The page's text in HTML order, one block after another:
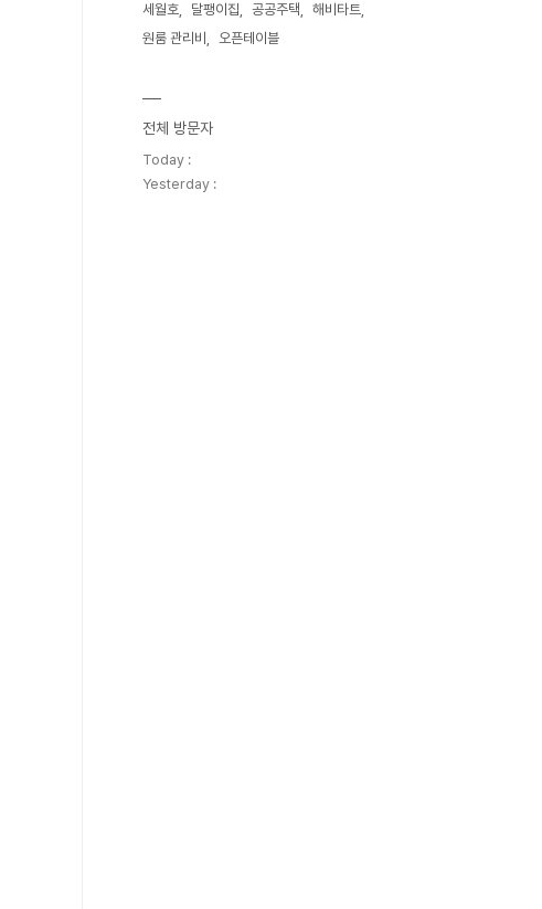
세월호
달팽이집 공공주택
해비타트
원룸 관리비
오픈테이블
전체 방문자
Today :
Yesterday :